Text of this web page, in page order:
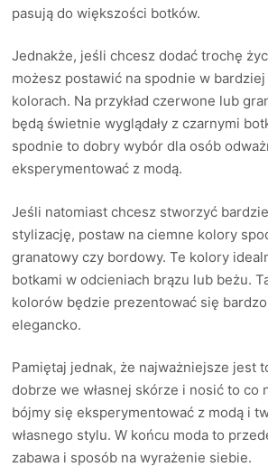
pasują do większości botków.
Jednakże, jeśli chcesz dodać trochę
możesz postawić na spodnie w
kolorach. Na przykład czerwone lub
będą świetnie wyglądały z czarnymi
spodnie to dobry wybór dla osób
eksperymentować z modą.
Jeśli natomiast chcesz stworzyć
stylizację, postaw na ciemne kolory
granatowy czy bordowy. Te kolory
botkami w odcieniach brązu lub beżu.
kolorów będzie prezentować się
elegancko.
Pamiętaj jednak, że najważniejsze jest
dobrze we własnej skórze i nosić to co
bójmy się eksperymentować z modą i
własnego stylu. W końcu moda to
zabawa i sposób na wyrażenie siebie.